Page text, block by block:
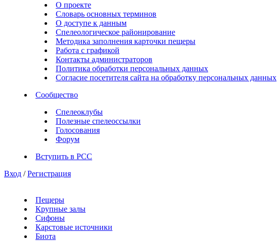
О проекте
Словарь основных терминов
О доступе к данным
Спелеологическое районирование
Методика заполнения карточки пещеры
Работа с графикой
Контакты администраторов
Политика обработки персональных данных
Согласие посетителя сайта на обработку персональных данных
Сообщество
Спелеоклубы
Полезные спелеоссылки
Голосования
Форум
Вступить в РСС
Вход / Регистрация
Пещеры
Крупные залы
Сифоны
Карстовые источники
Биота